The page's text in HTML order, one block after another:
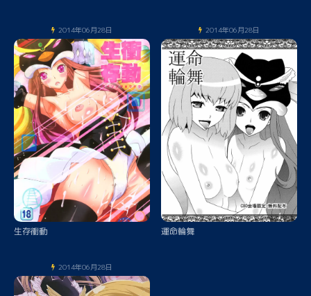
2014年06月28日
生存衝動
2014年06月28日
運命輪舞
2014年06月28日